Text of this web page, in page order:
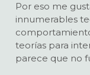
Por eso me
innumerables
teorías para
parece que no